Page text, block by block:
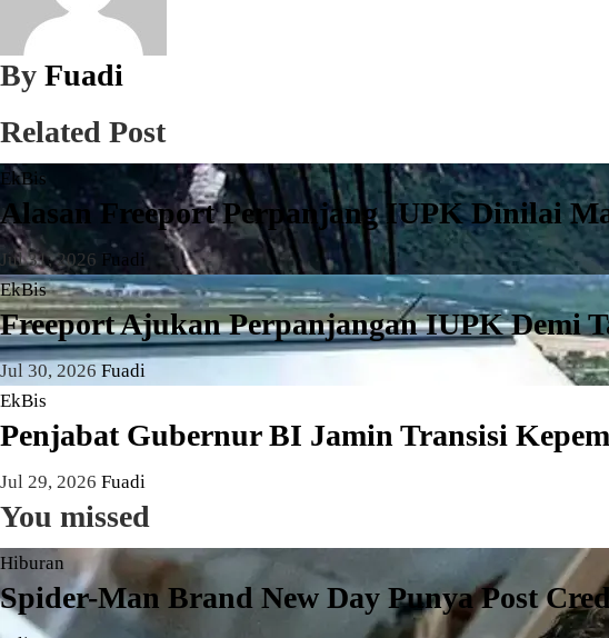
By Fuadi
Related Post
EkBis
Alasan Freeport Perpanjang IUPK Dinilai
Jul 31, 2026 Fuadi
EkBis
Freeport Ajukan Perpanjangan IUPK Demi
Jul 30, 2026 Fuadi
EkBis
Penjabat Gubernur BI Jamin Transisi
Jul 29, 2026 Fuadi
You missed
Hiburan
Spider-Man Brand New Day Punya Post